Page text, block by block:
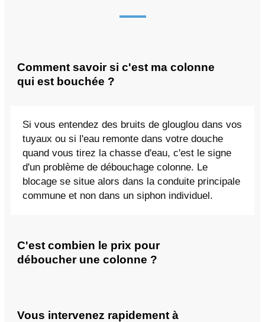
Comment savoir si c'est ma colonne
qui est bouchée ?
Si vous entendez des bruits de glouglou dans vos
tuyaux ou si l'eau remonte dans votre douche
quand vous tirez la chasse d'eau, c'est le signe
d'un problème de débouchage colonne. Le
blocage se situe alors dans la conduite principale
commune et non dans un siphon individuel.
C'est combien le prix pour
déboucher une colonne ?
Vous intervenez rapidement à